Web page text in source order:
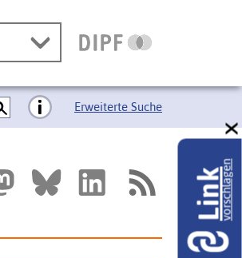
Erweiterte Suche
Linkvorschlagen